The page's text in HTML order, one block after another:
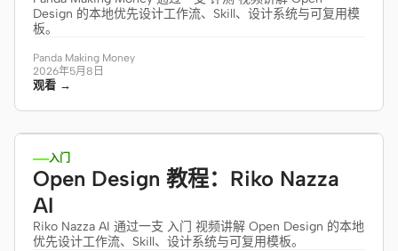
Design 的本地优先设计工作流、Skill、设计系统与可复用模
板。
Panda Making Money
2026年5月8日
观看 →
7:26
入门
Open Design 教程：Riko Nazza
AI
Riko Nazza AI 通过一支 入门 视频讲解 Open Design 的本地
优先设计工作流、Skill、设计系统与可复用模板。